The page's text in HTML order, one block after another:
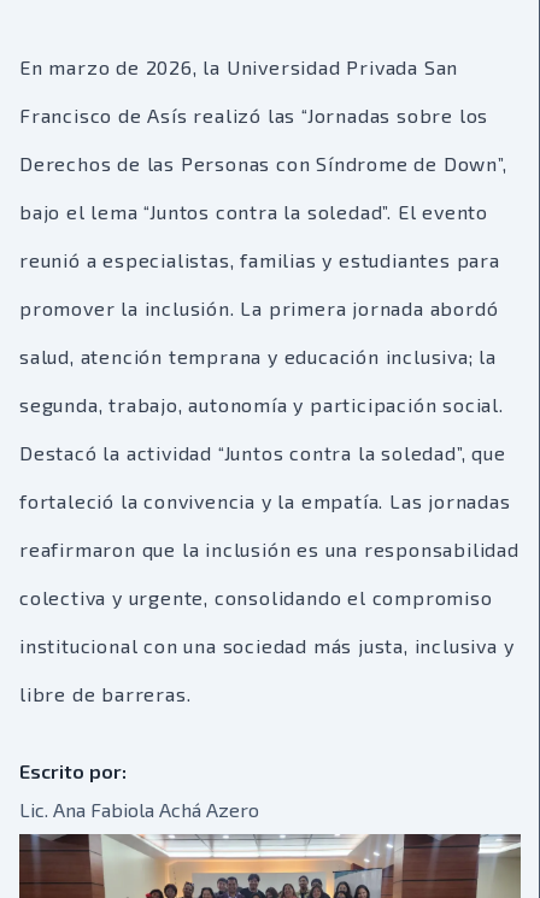
En marzo de 2026, la Universidad Privada San
Francisco de Asís realizó las “Jornadas sobre los
Derechos de las Personas con Síndrome de Down”,
bajo el lema “Juntos contra la soledad”. El evento
reunió a especialistas, familias y estudiantes para
promover la inclusión. La primera jornada abordó
salud, atención temprana y educación inclusiva; la
segunda, trabajo, autonomía y participación social.
Destacó la actividad “Juntos contra la soledad”, que
fortaleció la convivencia y la empatía. Las jornadas
reafirmaron que la inclusión es una responsabilidad
colectiva y urgente, consolidando el compromiso
institucional con una sociedad más justa, inclusiva y
libre de barreras.
Escrito por:
Lic. Ana Fabiola Achá Azero